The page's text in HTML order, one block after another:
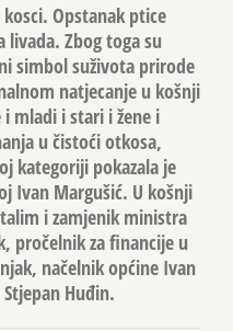
Opstanak ptice
livada. Zbog toga su
simbol suživota prirode
natjecanje u košnji
mladi i stari i žene i
u čistoći otkosa,
kategoriji pokazala je
Ivan Margušić. U košnji
i zamjenik ministra
pročelnik za financije u
načelnik općine Ivan
Huđin.